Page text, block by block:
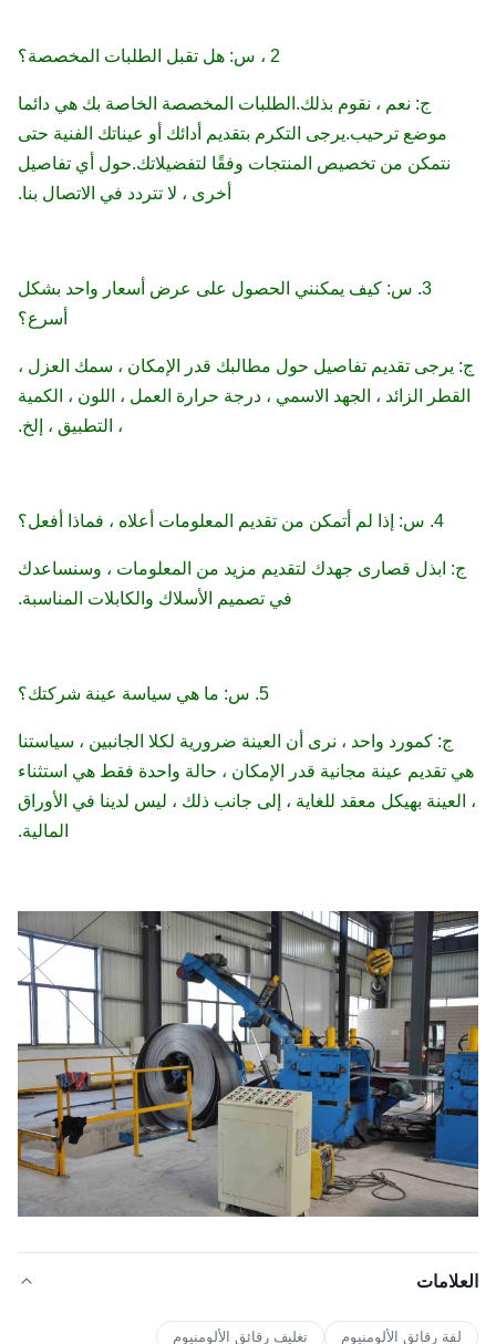
2 ، س: هل تقبل الطلبات المخصصة؟
ج: نعم ، نقوم بذلك.الطلبات المخصصة الخاصة بك هي دائما
موضع ترحيب.يرجى التكرم بتقديم أدائك أو عيناتك الفنية حتى
نتمكن من تخصيص المنتجات وفقًا لتفضيلاتك.حول أي تفاصيل
أخرى ، لا تتردد في الاتصال بنا.
3. س: كيف يمكنني الحصول على عرض أسعار واحد بشكل
أسرع؟
ج: يرجى تقديم تفاصيل حول مطالبك قدر الإمكان ، سمك العزل ،
القطر الزائد ، الجهد الاسمي ، درجة حرارة العمل ، اللون ، الكمية
، التطبيق ، إلخ.
4. س: إذا لم أتمكن من تقديم المعلومات أعلاه ، فماذا أفعل؟
ج: ابذل قصارى جهدك لتقديم مزيد من المعلومات ، وسنساعدك
في تصميم الأسلاك والكابلات المناسبة.
5. س: ما هي سياسة عينة شركتك؟
ج: كمورد واحد ، نرى أن العينة ضرورية لكلا الجانبين ، سياستنا
هي تقديم عينة مجانية قدر الإمكان ، حالة واحدة فقط هي استثناء
، العينة بهيكل معقد للغاية ، إلى جانب ذلك ، ليس لدينا في الأوراق
المالية.
العلامات
لفة رقائق الألومنيوم
تغليف رقائق الألومنيوم